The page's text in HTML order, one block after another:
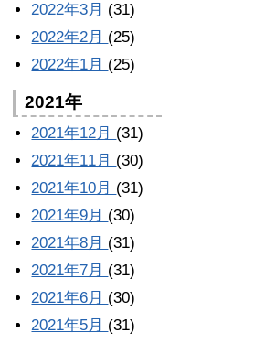
2022年3月 (31)
2022年2月 (25)
2022年1月 (25)
2021年
2021年12月 (31)
2021年11月 (30)
2021年10月 (31)
2021年9月 (30)
2021年8月 (31)
2021年7月 (31)
2021年6月 (30)
2021年5月 (31)